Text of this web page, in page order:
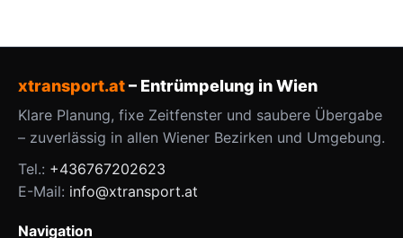
xtransport.at– Entrümpelung in Wien
Klare Planung, fixe Zeitfenster und saubere Übergabe
– zuverlässig in allen Wiener Bezirken und Umgebung.
Tel.: +436767202623
E-Mail: info@xtransport.at
Navigation